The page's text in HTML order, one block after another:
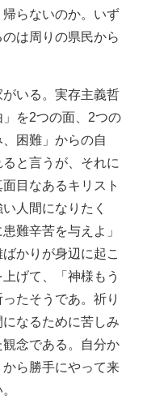
らないのか。いず
は周りの県民から
いる。実存主義哲
を2つの面、2つの
困難」からの自
と言うが、それに
目なあるキリスト
人間になりたく
難辛苦を与えよ」
かりが身辺に起こ
げて、「神様もう
たそうであ。祈り
なるために苦しみ
念である。自分か
ら勝手にやって来